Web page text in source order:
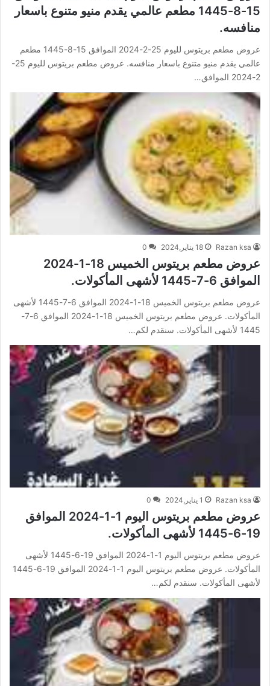
15-8-1445 مطعم عالمي يقدم منيو متنوع باسعار
منافسه.
عروض مطعم بريتوس لليوم 25-2-2024 الموافق 15-8-1445 مطعم
عالمي يقدم منيو متنوع باسعار منافسه. عروض مطعم بريتوس لليوم 25-
2-2024 الموافق…
Razan ksa 18 يناير,2024 0
عروض مطعم بريتوس الخميس 18-1-2024
الموافق 6-7-1445 لأشهى المأكولات.
عروض مطعم بريتوس الخميس 18-1-2024 الموافق 6-7-1445 لأشهى
المأكولات. عروض مطعم بريتوس الخميس 18-1-2024 الموافق 6-7-
1445 لأشهى المأكولات. سنقدم لكم…
Razan ksa 1 يناير,2024 0
عروض مطعم بريتوس اليوم 1-1-2024 الموافق
19-6-1445 لأشهى المأكولات.
عروض مطعم بريتوس اليوم 1-1-2024 الموافق 19-6-1445 لأشهى
المأكولات. عروض مطعم بريتوس اليوم 1-1-2024 الموافق 19-6-1445
لأشهى المأكولات. سنقدم لكم…